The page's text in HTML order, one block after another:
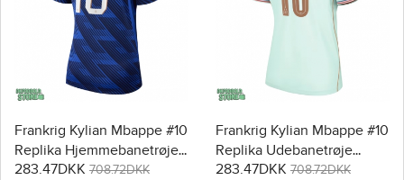
Frankrig Kylian Mbappe #10
Replika Hjemmebanetrøje
Dame VM 2026 Kortærmet
283.47DKK 708.72DKK
Frankrig Kylian Mbappe #10
Replika Udebanetrøje
Dame VM 2026 Kortærmet
283.47DKK 708.72DKK